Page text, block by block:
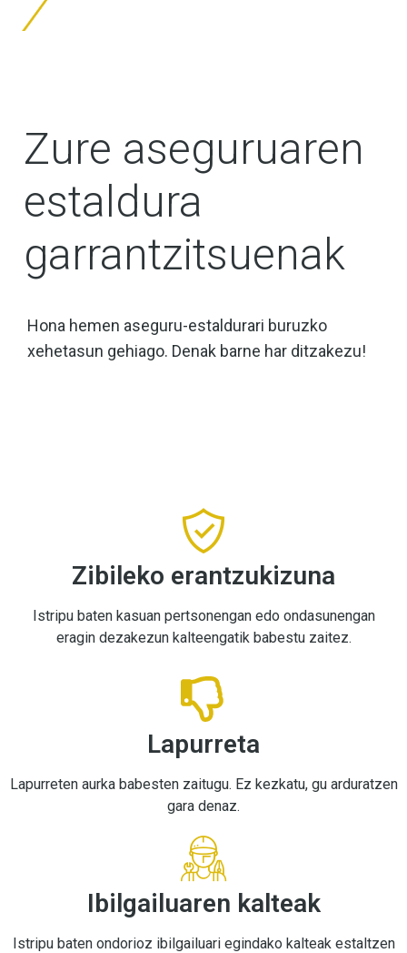
Zure aseguruaren
estaldura
garrantzitsuenak
Hona hemen aseguru-estaldurari buruzko
xehetasun gehiago. Denak barne har ditzakezu!
Zibileko erantzukizuna
Istripu baten kasuan pertsonengan edo ondasunengan
eragin dezakezun kalteengatik babestu zaitez.
Lapurreta
Lapurreten aurka babesten zaitugu. Ez kezkatu, gu arduratzen
gara denaz.
Ibilgailuaren kalteak
Istripu baten ondorioz ibilgailuari egindako kalteak estaltzen